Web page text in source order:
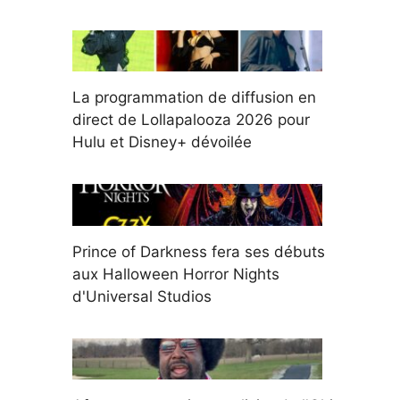
La programmation de diffusion en
direct de Lollapalooza 2026 pour
Hulu et Disney+ dévoilée
Prince of Darkness fera ses débuts
aux Halloween Horror Nights
d'Universal Studios